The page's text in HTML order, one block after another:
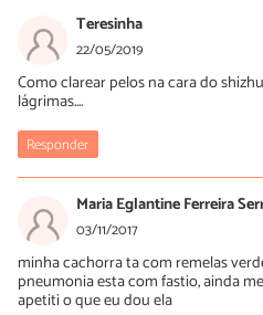
Teresinha
22/05/2019
Como clarear pelos na cara do
lágrimas....
Responder
Maria Eglantine Ferreira
03/11/2017
minha cachorra ta com remelas
pneumonia esta com fastio, ainda
apetiti o que eu dou ela